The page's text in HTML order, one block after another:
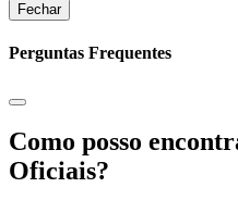
Fechar
Perguntas Frequentes
Como posso
Oficiais?